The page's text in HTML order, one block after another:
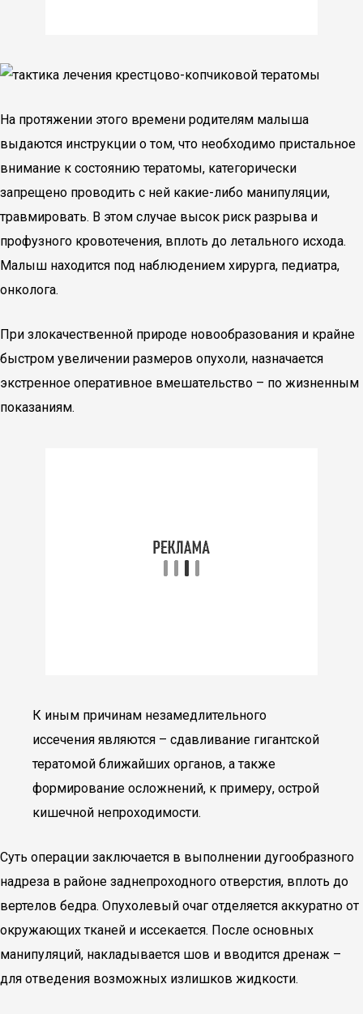
На протяжении этого времени родителям малыша
выдаются инструкции о том, что необходимо пристальное
внимание к состоянию тератомы, категорически
запрещено проводить с ней какие-либо манипуляции,
травмировать. В этом случае высок риск разрыва и
профузного кровотечения, вплоть до летального исхода.
Малыш находится под наблюдением хирурга, педиатра,
онколога.
При злокачественной природе новообразования и крайне
быстром увеличении размеров опухоли, назначается
экстренное оперативное вмешательство – по жизненным
показаниям.
К иным причинам незамедлительного
иссечения являются – сдавливание гигантской
тератомой ближайших органов, а также
формирование осложнений, к примеру, острой
кишечной непроходимости.
Суть операции заключается в выполнении дугообразного
надреза в районе заднепроходного отверстия, вплоть до
вертелов бедра. Опухолевый очаг отделяется аккуратно от
окружающих тканей и иссекается. После основных
манипуляций, накладывается шов и вводится дренаж –
для отведения возможных излишков жидкости.